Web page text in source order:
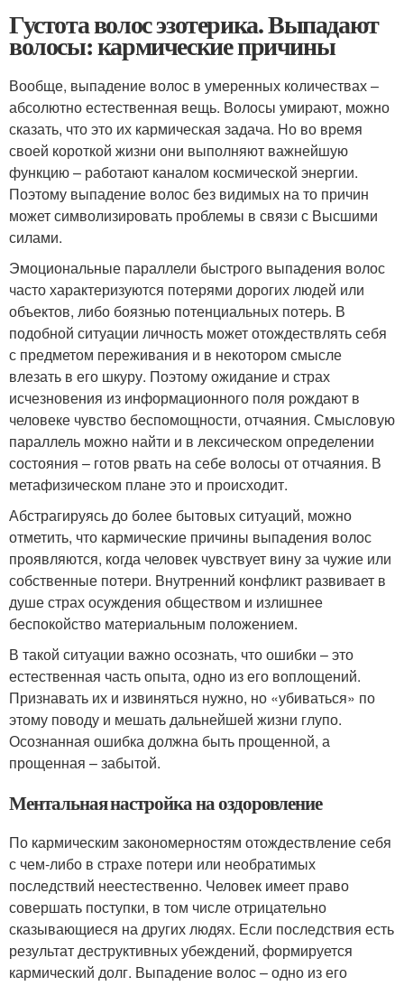
Густота волос эзотерика. Выпадают
волосы: кармические причины
Вообще, выпадение волос в умеренных количествах –
абсолютно естественная вещь. Волосы умирают, можно
сказать, что это их кармическая задача. Но во время
своей короткой жизни они выполняют важнейшую
функцию – работают каналом космической энергии.
Поэтому выпадение волос без видимых на то причин
может символизировать проблемы в связи с Высшими
силами.
Эмоциональные параллели быстрого выпадения волос
часто характеризуются потерями дорогих людей или
объектов, либо боязнью потенциальных потерь. В
подобной ситуации личность может отождествлять себя
с предметом переживания и в некотором смысле
влезать в его шкуру. Поэтому ожидание и страх
исчезновения из информационного поля рождают в
человеке чувство беспомощности, отчаяния. Смысловую
параллель можно найти и в лексическом определении
состояния – готов рвать на себе волосы от отчаяния. В
метафизическом плане это и происходит.
Абстрагируясь до более бытовых ситуаций, можно
отметить, что кармические причины выпадения волос
проявляются, когда человек чувствует вину за чужие или
собственные потери. Внутренний конфликт развивает в
душе страх осуждения обществом и излишнее
беспокойство материальным положением.
В такой ситуации важно осознать, что ошибки – это
естественная часть опыта, одно из его воплощений.
Признавать их и извиняться нужно, но «убиваться» по
этому поводу и мешать дальнейшей жизни глупо.
Осознанная ошибка должна быть прощенной, а
прощенная – забытой.
Ментальная настройка на оздоровление
По кармическим закономерностям отождествление себя
с чем-либо в страхе потери или необратимых
последствий неестественно. Человек имеет право
совершать поступки, в том числе отрицательно
сказывающиеся на других людях. Если последствия есть
результат деструктивных убеждений, формируется
кармический долг. Выпадение волос – одно из его